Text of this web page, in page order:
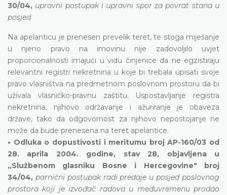
30/04, upravni postupak i upravni spor za povrat stana u
posjed
Na apelanticu je prenesen prevelik teret, te stoga miješanje
u njeno pravo na imovinu nije zadovoljilo uvjet
proporcionalnosti imajući u vidu činjenice da ne egzistiraju
relevantni registri nekretnina u koje bi trebala upisati svoje
pravo vlasništva na predmetnom poslovnom prostoru da bi
uživala vlasničko-pravnu zaštitu. Uspostavljanje registra
nekretnina, njihovo održavanje i ažuriranje je obaveza
države, tako da odgovornost za njihovo nepostojanje ne
može da bude prenesena na teret apelantice.
• Odluka o dopustivosti i meritumu broj AP-160/03 od
28. aprila 2004. godine, stav 28, objavljena u
„Službenom glasniku Bosne i Hercegovine" broj
34/04, parnični postupak radi predaje u posjed poslovnog
prostora koji je izvođač radova u međuvremenu prodao